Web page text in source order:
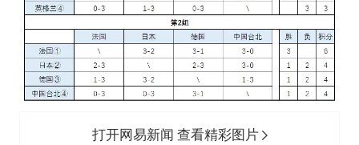
打开网易新闻 查看精彩图片